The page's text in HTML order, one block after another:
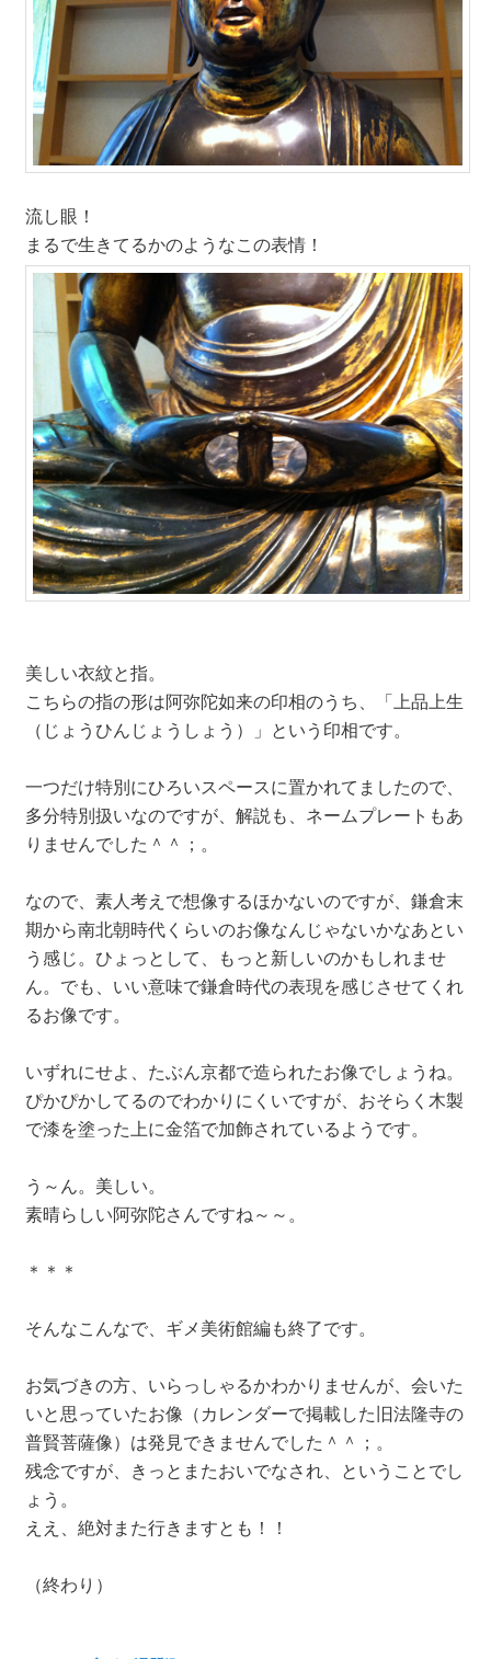
流し眼！
まるで生きてるかのようなこの表情！
美しい衣紋と指。
こちらの指の形は阿弥陀如来の印相のうち、「上品上生
（じょうひんじょうしょう）」という印相です。
一つだけ特別にひろいスペースに置かれてましたので、
多分特別扱いなのですが、解説も、ネームプレートもあ
りませんでした＾＾；。
なので、素人考えで想像するほかないのですが、鎌倉末
期から南北朝時代くらいのお像なんじゃないかなあとい
う感じ。ひょっとして、もっと新しいのかもしれませ
ん。でも、いい意味で鎌倉時代の表現を感じさせてくれ
るお像です。
いずれにせよ、たぶん京都で造られたお像でしょうね。
ぴかぴかしてるのでわかりにくいですが、おそらく木製
で漆を塗った上に金箔で加飾されているようです。
う～ん。美しい。
素晴らしい阿弥陀さんですね～～。
＊＊＊
そんなこんなで、ギメ美術館編も終了です。
お気づきの方、いらっしゃるかわかりませんが、会いた
いと思っていたお像（カレンダーで掲載した旧法隆寺の
普賢菩薩像）は発見できませんでした＾＾；。
残念ですが、きっとまたおいでなされ、ということでし
ょう。
ええ、絶対また行きますとも！！
（終わり）